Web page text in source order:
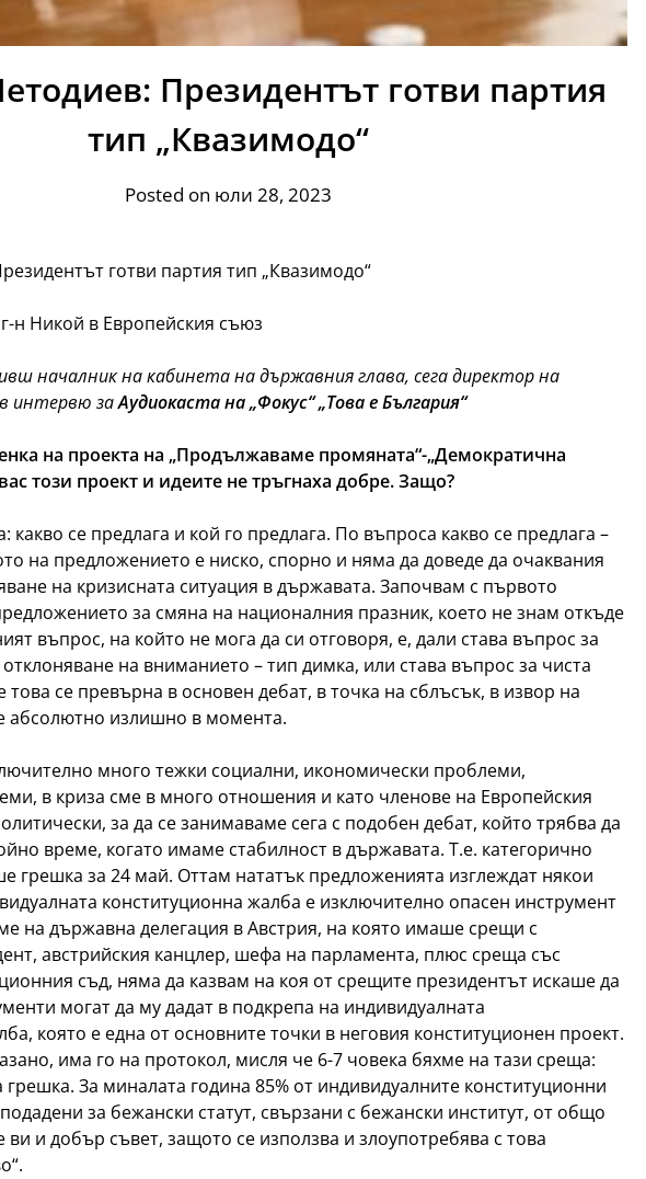
Президентът готви партия
тип „Квазимодо“
Posted on юли 28, 2023
готви партия тип „Квазимодо“
н Никой в Европейския съюз
началник на кабинета на държавния глава, сега директор на
интервю заАудиокаста на „Фокус“ „Това е България“
на проекта на „Продължаваме промяната“-„Демократична
този проект и идеите не тръгнаха добре. Защо?
какво се предлага и кой го предлага. По въпроса какво се предлага –
на предложението е ниско, спорно и няма да доведе да очаквания
на кризисната ситуация в държавата. Започвам с първото
за смяна на националния празник, което не знам откъде
въпрос, на който не мога да си отговоря, е, дали става въпрос за
на вниманието – тип димка, или става въпрос за чиста
това се превърна в основен дебат, в точка на сблъсък, в извор на
абсолютно излишно в момента.
много тежки социални, икономически проблеми,
в криза сме в много отношения и като членове на Европейския
за да се занимаваме сега с подобен дебат, който трябва да
време, когато имаме стабилност в държавата. Т.е. категорично
грешка за 24 май. Оттам нататък предложенията изглеждат някои
конституционна жалба е изключително опасен инструмент
на държавна делегация в Австрия, на която имаше срещи с
австрийския канцлер, шефа на парламента, плюс среща със
съд, няма да казвам на коя от срещите президентът искаше да
могат да му дадат в подкрепа на индивидуалната
която е една от основните точки в неговия конституционен проект.
има го на протокол, мисля че 6-7 човека бяхме на тази среща:
За миналата година 85% от индивидуалните конституционни
за бежански статут, свързани с бежански институт, от общо
и добър съвет, защото се използва и злоупотребява с това